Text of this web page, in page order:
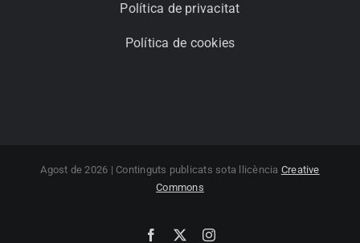
Política de privacitat
Política de cookies
Agost de 2026 | Continguts publicats sota llicència Creative
Commons
Facebook Instagram